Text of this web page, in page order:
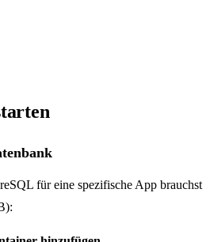
für eine spezifische App brauchst